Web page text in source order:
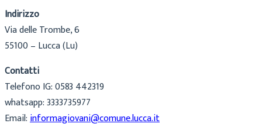
Indirizzo
Via delle Trombe, 6
55100 – Lucca (Lu)
Contatti
Telefono IG: 0583 442319
whatsapp: 3333735977
Email:informagiovani@comune.lucca.it